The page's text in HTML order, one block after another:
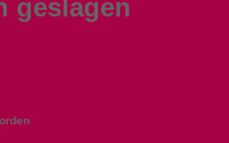
geslagen